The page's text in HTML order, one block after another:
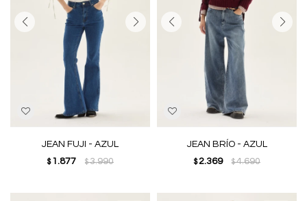
JEAN FUJI - AZUL
$ 1.877 $3.990
JEAN BRÍO - AZUL
$ 2.369 $4.690